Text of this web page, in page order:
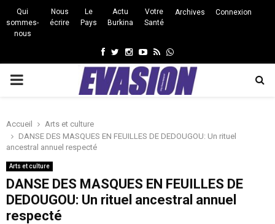
Qui
sommes-
nous
Nous
écrire
Le
Pays
Actu
Burkina
Votre
Santé
Archives Connexion
Facebook
Twitter
Instagram
Youtube
RssWhatsapp
PRIMARY
Accueil
Arts et culture
DANSE DES MASQUES EN FEUILLES DE DEDOUGOU: Un rituel
ancestral annuel respecté
Arts et culture
DANSE DES MASQUES EN FEUILLES DE
DEDOUGOU: Un rituel ancestral annuel
respecté